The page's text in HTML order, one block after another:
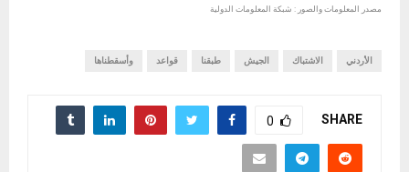
مصدر المعلومات والصور : شبكة المعلومات الدولية
الأردني الاشتباك الجيش طبقنا قواعد وأسقطناها
SHARE
0